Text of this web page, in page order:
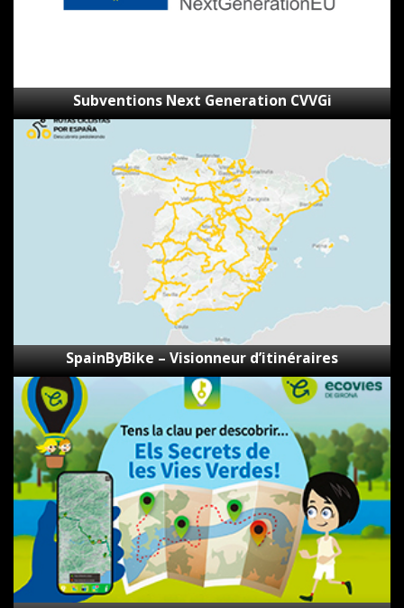
Subventions Next Generation CVVGi
SpainByBike
SpainByBike – Visionneur d’itinéraires
Les
secrets
des
voies
vertes